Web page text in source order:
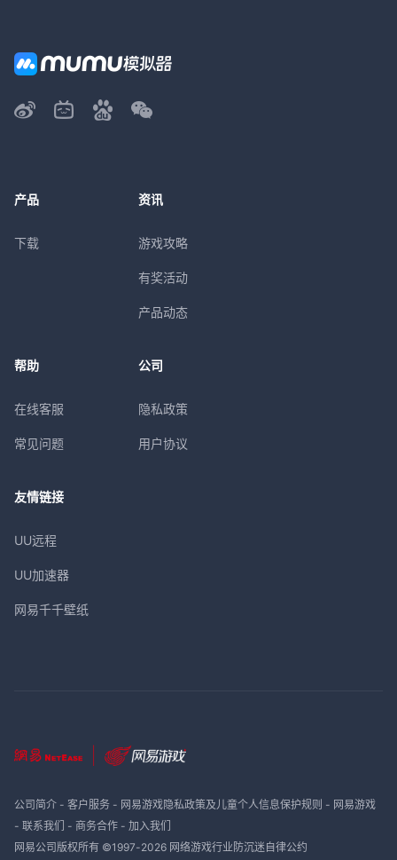
产品
下载
资讯
游戏攻略
有奖活动
产品动态
帮助
在线客服
常见问题
公司
隐私政策
用户协议
友情链接
UU远程
UU加速器
网易千千壁纸
公司简介- 客户服务- 网易游戏隐私政策及儿童个人信息保护规则 - 网易游戏
- 联系我们 - 商务合作- 加入我们
网易公司版权所有 ©1997-2026 网络游戏行业防沉迷自律公约